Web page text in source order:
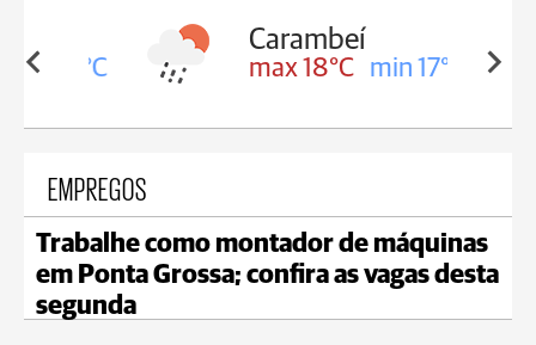
18°C
Carambeí
max 18°C min 17°C
EMPREGOS
Trabalhe como montador de máquinas
em Ponta Grossa; confira as vagas desta
segunda